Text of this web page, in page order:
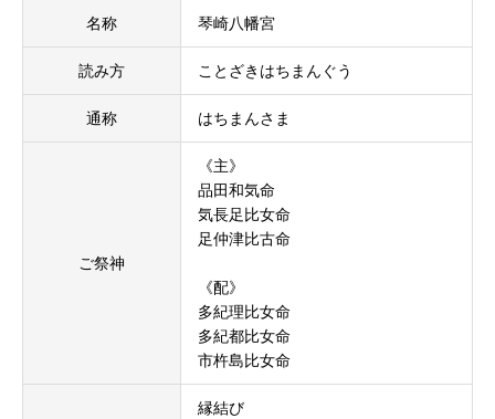
名称 琴崎八幡宮
読み方 ことざきはちまんぐう
通称 はちまんさま
ご祭神
《主》
品田和気命
気長足比女命
足仲津比古命
《配》
多紀理比女命
多紀都比女命
市杵島比女命
縁結び